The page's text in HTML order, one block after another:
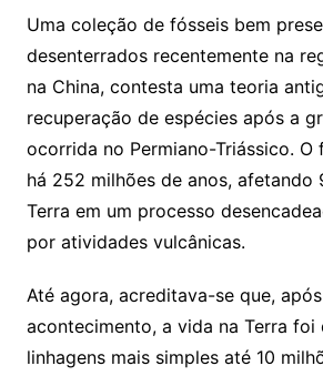
Uma coleção de fósseis bem
desenterrados recentemente na
na China, contesta uma teoria
recuperação de espécies após a
ocorrida no Permiano-Triássico. O
há 252 milhões de anos, afetando
Terra em um processo
por atividades vulcânicas.
Até agora, acreditava-se que,
acontecimento, a vida na Terra foi
linhagens mais simples até 10